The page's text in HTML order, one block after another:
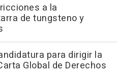
a la
de tungsteno y
para dirigir la
Global de Derechos